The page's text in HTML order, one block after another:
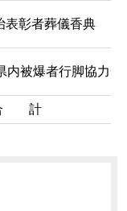
表彰者葬儀香典
内被爆者行脚協力金
計